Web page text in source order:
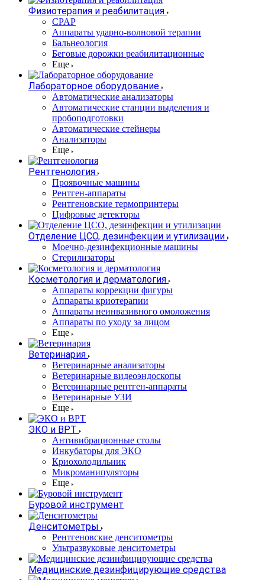
Физиотерапия и реабилитация
CPAP
Аппараты ударно-волновой терапии
Бальнеология
Беговые дорожки реабилитационные
Еще
Лабораторное оборудование
Автоматические анализаторы
Автоматические станции выделения и
пробоподготовки
Автоматические стейнеры
Анализаторы
Еще
Рентгенология
Проявочные машины
Рентген-аппараты
Рентгеновские термопринтеры
Цифровые детекторы
Отделение ЦСО, дезинфекции и утилизации
Моечно-дезинфекционные машины
Стерилизаторы
Косметология и дерматология
Аппараты коррекции фигуры
Аппараты криотерапии
Аппараты неинвазивного омоложения
Аппараты по уходу за лицом
Еще
Ветеринария
Ветеринарные анализаторы
Ветеринарные видеоэндоскопы
Ветеринарные рентген-аппараты
Ветеринарные УЗИ
Еще
ЭКО и ВРТ
Антивибрационные столы
Инкубаторы для ЭКО
Криохолодильник
Микроманипуляторы
Еще
Буровой инструмент
Денситометры
Рентгеновские денситометры
Ультразвуковые денситометры
Медицинские дезинфицирующие средства